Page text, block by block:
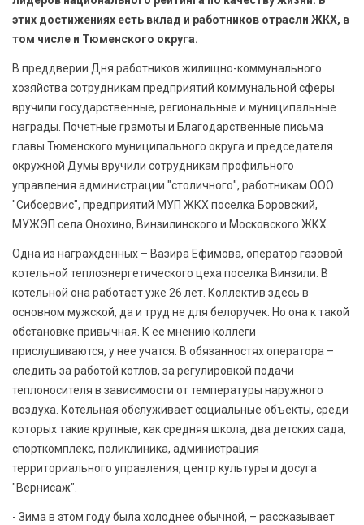
этих достижениях есть вклад и работников отрасли ЖКХ, в
том числе и Тюменского округа.
В преддверии Дня работников жилищно-коммунального
хозяйства сотрудникам предприятий коммунальной сферы
вручили государственные, региональные и муниципальные
награды. Почетные грамоты и Благодарственные письма
главы Тюменского муниципального округа и председателя
окружной Думы вручили сотрудникам профильного
управления администрации "столичного", работникам ООО
"Сибсервис", предприятий МУП ЖКХ поселка Боровский,
МУЖЭП села Онохино, Винзилинского и Московского ЖКХ.
Одна из награжденных – Вазира Ефимова, оператор газовой
котельной теплоэнергетического цеха поселка Винзили. В
котельной она работает уже 26 лет. Коллектив здесь в
основном мужской, да и труд не для белоручек. Но она к такой
обстановке привычная. К ее мнению коллеги
прислушиваются, у нее учатся. В обязанностях оператора –
следить за работой котлов, за регулировкой подачи
теплоносителя в зависимости от температуры наружного
воздуха. Котельная обслуживает социальные объекты, среди
которых такие крупные, как средняя школа, два детских сада,
спорткомплекс, поликлиника, администрация
территориального управления, центр культуры и досуга
"Вернисаж".
- Зима в этом году была холоднее обычной, – рассказывает